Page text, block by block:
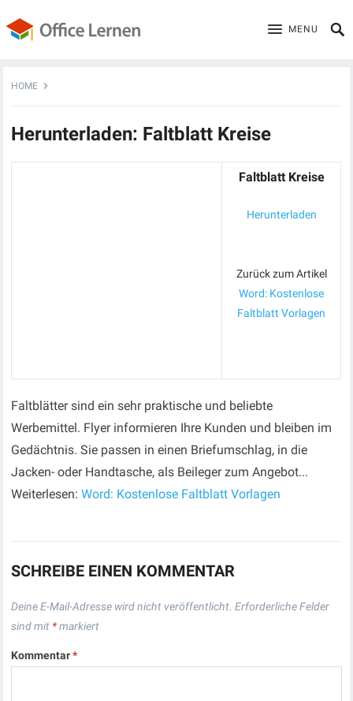
MENU
HOME
Herunterladen: Faltblatt Kreise
Faltblatt Kreise
Herunterladen
Zurück zum Artikel
Word: Kostenlose
Faltblatt Vorlagen
Faltblätter sind ein sehr praktische und beliebte
Werbemittel. Flyer informieren Ihre Kunden und bleiben im
Gedächtnis. Sie passen in einen Briefumschlag, in die
Jacken- oder Handtasche, als Beileger zum Angebot...
Weiterlesen:Word: Kostenlose Faltblatt Vorlagen
SCHREIBE EINEN KOMMENTAR
Deine E-Mail-Adresse wird nicht veröffentlicht. Erforderliche Felder
sind mit *markiert
Kommentar*